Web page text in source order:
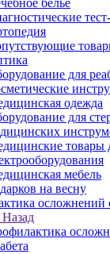
белье
для
одежда
для
товары
мебель
на весну
осложнений
Назад